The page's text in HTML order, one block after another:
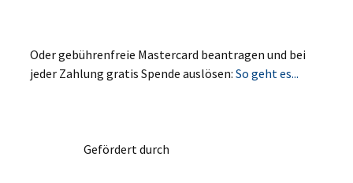
Oder gebührenfreie Mastercard beantragen und bei
jeder Zahlung gratis Spende auslösen:So geht es...
Gefördert durch